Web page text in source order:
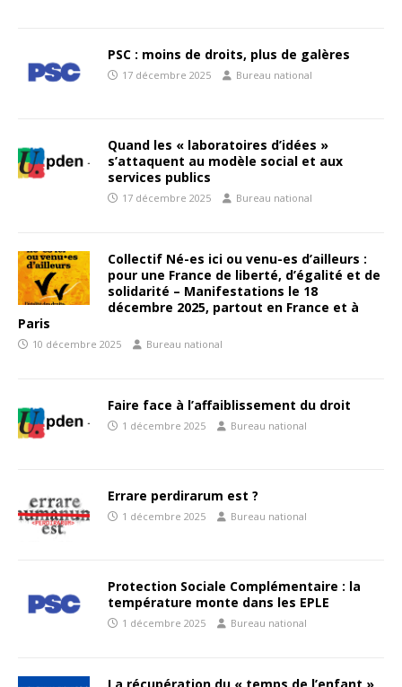
PSC : moins de droits, plus de galères
17 décembre 2025 Bureau national
Quand les « laboratoires d’idées »
s’attaquent au modèle social et aux
services publics
17 décembre 2025 Bureau national
Collectif Né-es ici ou venu-es d’ailleurs :
pour une France de liberté, d’égalité et de
solidarité – Manifestations le 18
décembre 2025, partout en France et à
Paris
10 décembre 2025 Bureau national
Faire face à l’affaiblissement du droit
1 décembre 2025 Bureau national
Errare perdirarum est ?
1 décembre 2025 Bureau national
Protection Sociale Complémentaire : la
température monte dans les EPLE
1 décembre 2025 Bureau national